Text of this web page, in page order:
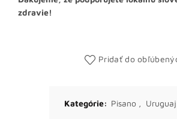
zdravie!
Pridať do
Kategórie: Pisano , Uruguaj